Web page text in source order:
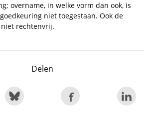
overname, in welke vorm dan ook, is
niet toegestaan. Ook de
rechtenvrij.
Delen